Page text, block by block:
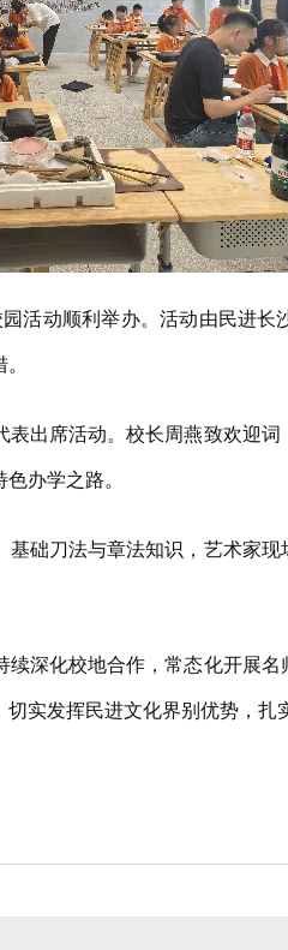
动顺利举办。活动由民进长
席活动。校长周燕致欢迎词
办学之路。
刀法与章法知识，艺术家现
化校地合作，常态化开展名
实发挥民进文化界别优势，扎